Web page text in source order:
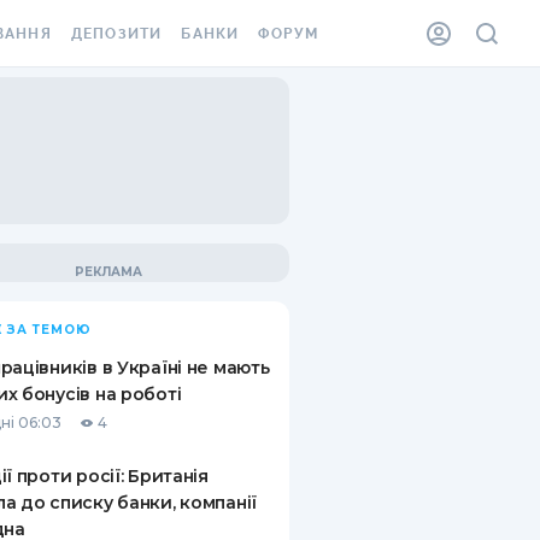
ВІНЬЄТКА
ВІД
ВИПАДКІВ
ДЕПОЗИТИ
ПИТАННЯ ТА ВІДПОВІДІ
ДЕПОЗИТНИЙ КАЛЬКУЛЯТОР
ПУТІВНИКИ ПО
БАНКИ ФОРУМ
ЗА ТЕМОЮ
в Україні не мають
бонусів на роботі
06:03 4
проти росії: Британія
до списку банки, компанії